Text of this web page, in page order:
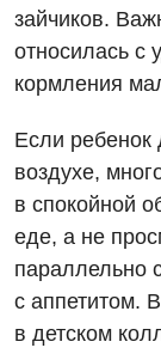
Отделение
Проктология
Сосудистая
зайчиков.
относилась с
кормления
Если ребенок
воздухе,
в спокойной
еде, а не
параллельно
с аппетитом.
в детском